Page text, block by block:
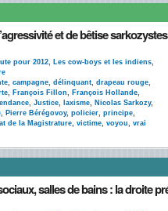
et de bêtise sarkozystes
pour 2012, Les cow-boys et les indiens,
, campagne, délinquant, drapeau rouge,
, François Fillon, François Hollande,
, Justice, laxisme, Nicolas Sarkozy,
, Pierre Bérégovoy, policier, principe,
de la Magistrature, victime, voyou, vrai